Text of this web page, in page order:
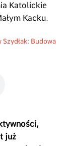
Katolickie
Kacku.
Szydłak: Budowa
już